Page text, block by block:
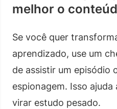
melhor o
Se você quer
aprendizado, use um
de assistir um episódio
espionagem. Isso
virar estudo pesado.